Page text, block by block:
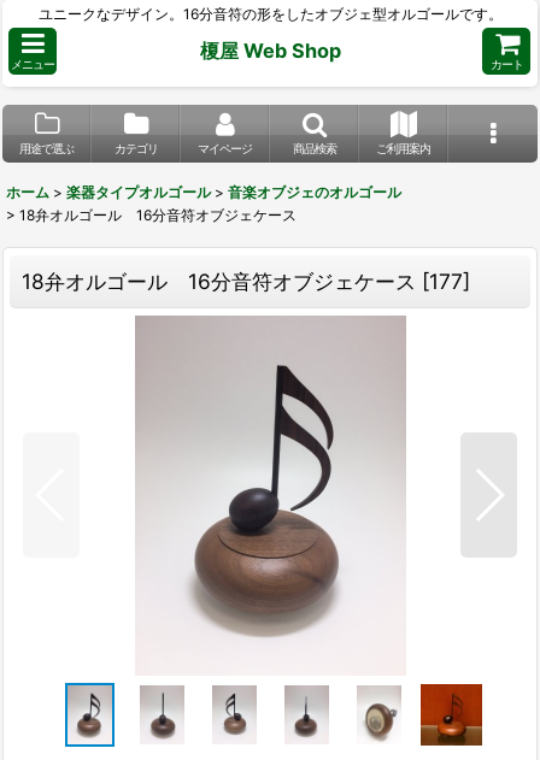
ユニークなデザイン。16分音符の形をしたオブジェ型オルゴールです。
メニュー
榎屋 Web Shop
カート
用途で選ぶ カテゴリ マイページ 商品検索 ご利用案内
ホーム > 楽器タイプオルゴール > 音楽オブジェのオルゴール
> 18弁オルゴール 16分音符オブジェケース
18弁オルゴール 16分音符オブジェケース [177]